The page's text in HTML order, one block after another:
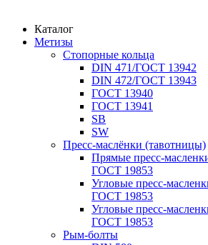
Каталог
Метизы
Стопорные кольца
DIN 471/ГОСТ 13942
DIN 472/ГОСТ 13943
ГОСТ 13940
ГОСТ 13941
SB
SW
Пресс-маслёнки (тавотницы)
Прямые пресс-
ГОСТ 19853
Угловые пресс-
ГОСТ 19853
Угловые пресс-
ГОСТ 19853
Рым-болты